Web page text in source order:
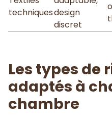
techniquesdesign
discret
Les types de
adaptés à
chambre